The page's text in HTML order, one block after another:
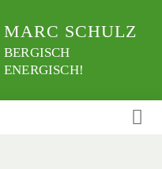
MARC SCHULZ
BERGISCH
ENERGISCH!